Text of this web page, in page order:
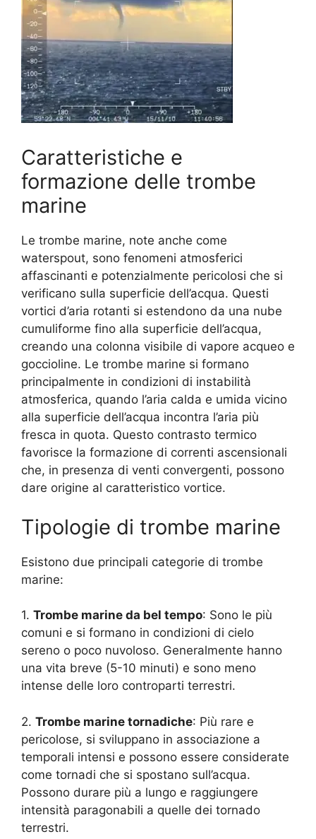
Caratteristiche e
formazione delle trombe
marine
Le trombe marine, note anche come
waterspout, sono fenomeni atmosferici
affascinanti e potenzialmente pericolosi che si
verificano sulla superficie dell’acqua. Questi
vortici d’aria rotanti si estendono da una nube
cumuliforme fino alla superficie dell’acqua,
creando una colonna visibile di vapore acqueo e
goccioline. Le trombe marine si formano
principalmente in condizioni di instabilità
atmosferica, quando l’aria calda e umida vicino
alla superficie dell’acqua incontra l’aria più
fresca in quota. Questo contrasto termico
favorisce la formazione di correnti ascensionali
che, in presenza di venti convergenti, possono
dare origine al caratteristico vortice.
Tipologie di trombe marine
Esistono due principali categorie di trombe
marine:
1. Trombe marine da bel tempo: Sono le più
comuni e si formano in condizioni di cielo
sereno o poco nuvoloso. Generalmente hanno
una vita breve (5-10 minuti) e sono meno
intense delle loro controparti terrestri.
2. Trombe marine tornadiche: Più rare e
pericolose, si sviluppano in associazione a
temporali intensi e possono essere considerate
come tornadi che si spostano sull’acqua.
Possono durare più a lungo e raggiungere
intensità paragonabili a quelle dei tornado
terrestri.